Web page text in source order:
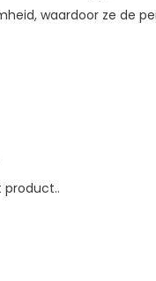
waardoor ze de
uitstraling en
product..